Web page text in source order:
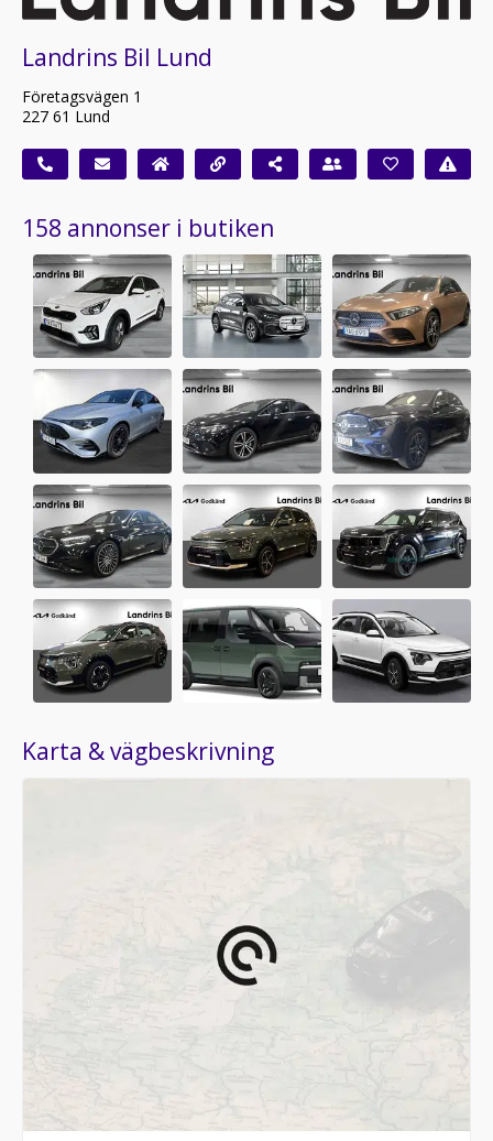
Landrins Bil Lund
Företagsvägen 1
227 61 Lund
158 annonser i butiken
Karta & vägbeskrivning